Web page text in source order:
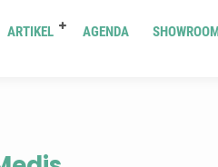
ARTIKEL AGENDA
paket kredit